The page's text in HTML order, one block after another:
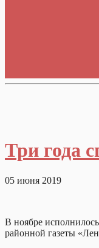
Три года
05 июня 2019
В ноябре
районной газеты